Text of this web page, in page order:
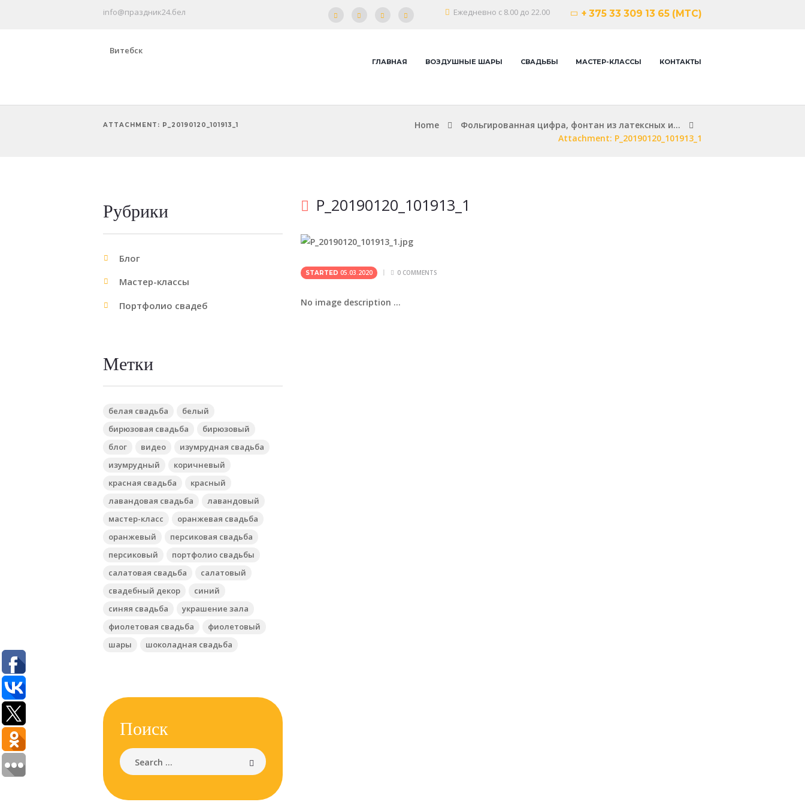
+ 375 33 309 13 65 (МТС)
Ежедневно с 8.00 до 22.00
info@праздник24.бел
Витебск
ГЛАВНАЯ ВОЗДУШНЫЕ ШАРЫ СВАДЬБЫ МАСТЕР-КЛАССЫ КОНТАКТЫ
ATTACHMENT: P_20190120_101913_1 Home
Фольгированная цифра, фонтан из латексных и...
Attachment: P_20190120_101913_1
P_20190120_101913_1
STARTED 05.03.2020 0COMMENTS
No image description ...
Рубрики
Блог
Мастер-классы
Портфолио свадеб
Метки
белая свадьба
белый
бирюзовая свадьба
бирюзовый
блог
видео
изумрудная свадьба
изумрудный
коричневый
красная свадьба
красный
лавандовая свадьба
лавандовый
мастер-класс
оранжевая свадьба
оранжевый
персиковая свадьба
персиковый
портфолио свадьбы
салатовая свадьба
салатовый
свадебный декор
синий
синяя свадьба
украшение зала
фиолетовая свадьба
фиолетовый
шары
шоколадная свадьба
Поиск